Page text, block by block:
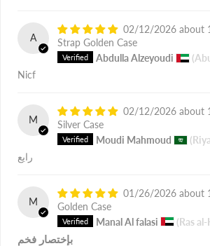
A
02/12/2026
Strap Golden Case
Abdulla Alzeyoudi
Nicf
M
02/12/2026
Silver Case
Moudi Mahmoud
رايع
M
01/26/2026
Golden Case
Manal Al falasi
(Ras
بإختصار فخم